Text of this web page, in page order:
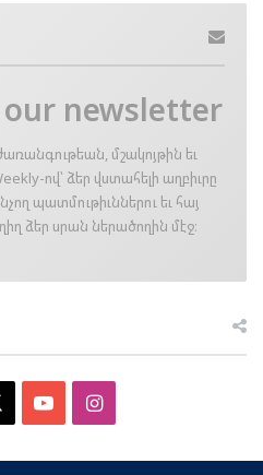
newsletter
մշակոյթին եւ
ով՝ ձեր վստահելի աղբիւրը
պատմութիւններու եւ հայ
ձեր սրան ներածողին մէջ։
YouTubeInstagram